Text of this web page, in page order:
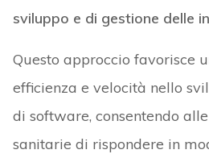
sviluppo e di gestione delle
Questo approccio favorisce
efficienza e velocità nello
di software, consentendo
sanitarie di rispondere in